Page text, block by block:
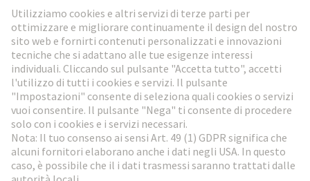
Vai al registrazione
Social Media